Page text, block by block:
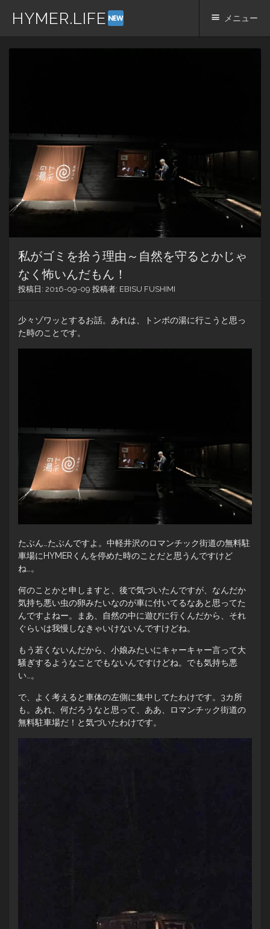
HYMER.LIFE メニュー
私がゴミを拾う理由～自然を守るとかじゃ
なく怖いんだもん！
投稿日: 2016-09-09 投稿者: EBISU FUSHIMI
少々ゾワッとするお話。あれは、トンボの湯に行こうと思っ
た時のことです。
たぶん…たぶんですよ。中軽井沢のロマンチック街道の無料駐
車場にHYMERくんを停めた時のことだと思うんですけど
ね…。
何のことかと申しますと、後で気づいたんですが、なんだか
気持ち悪い虫の卵みたいなのが車に付いてるなあと思ってた
んですよねー。まあ、自然の中に遊びに行くんだから、それ
ぐらいは我慢しなきゃいけないんですけどね。
もう若くないんだから、小娘みたいにキャーキャー言って大
騒ぎするようなことでもないんですけどね。でも気持ち悪
い…。
で、よく考えると車体の左側に集中してたわけです。3カ所
も。あれ、何だろうなと思って、ああ、ロマンチック街道の
無料駐車場だ！と気づいたわけです。